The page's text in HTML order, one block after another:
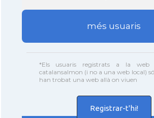
més usuaris
*Els usuaris registrats a la web
catalansalmon (i no a una web local)
han trobat una web allà on viuen
Registrar-t'hi!